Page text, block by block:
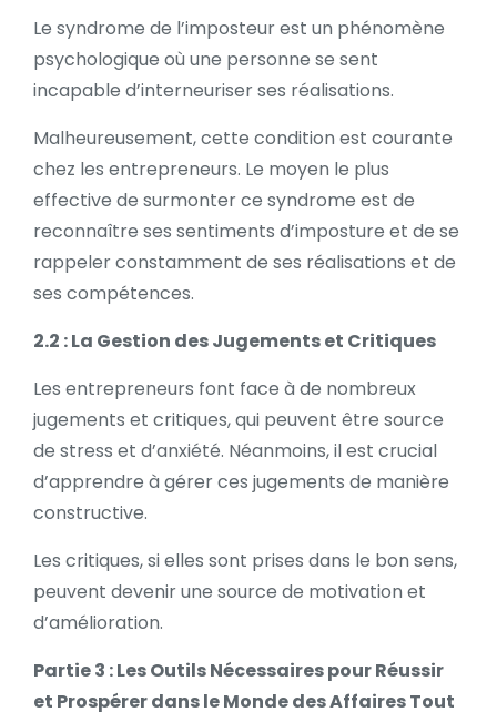
Le syndrome de l’imposteur est un phénomène
psychologique où une personne se sent
incapable d’interneuriser ses réalisations.
Malheureusement, cette condition est courante
chez les entrepreneurs. Le moyen le plus
effective de surmonter ce syndrome est de
reconnaître ses sentiments d’imposture et de se
rappeler constamment de ses réalisations et de
ses compétences.
2.2 : La Gestion des Jugements et Critiques
Les entrepreneurs font face à de nombreux
jugements et critiques, qui peuvent être source
de stress et d’anxiété. Néanmoins, il est crucial
d’apprendre à gérer ces jugements de manière
constructive.
Les critiques, si elles sont prises dans le bon sens,
peuvent devenir une source de motivation et
d’amélioration.
Partie 3 : Les Outils Nécessaires pour Réussir
et Prospérer dans le Monde des Affaires Tout